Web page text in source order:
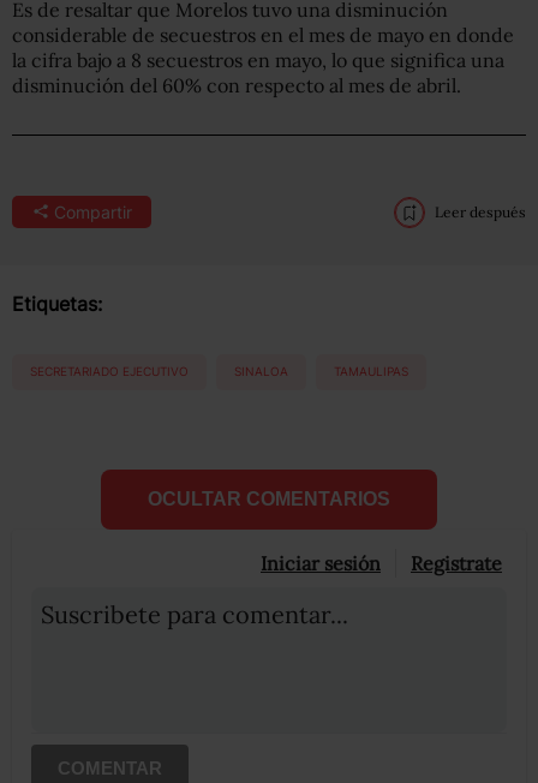
Es de resaltar que Morelos tuvo una disminución
considerable de secuestros en el mes de mayo en donde
la cifra bajo a 8 secuestros en mayo, lo que significa una
disminución del 60% con respecto al mes de abril.
Compartir Leer después
Etiquetas:
SECRETARIADO EJECUTIVO SINALOA TAMAULIPAS
OCULTAR COMENTARIOS
Iniciar sesión Registrate
Suscribete para comentar...
COMENTAR